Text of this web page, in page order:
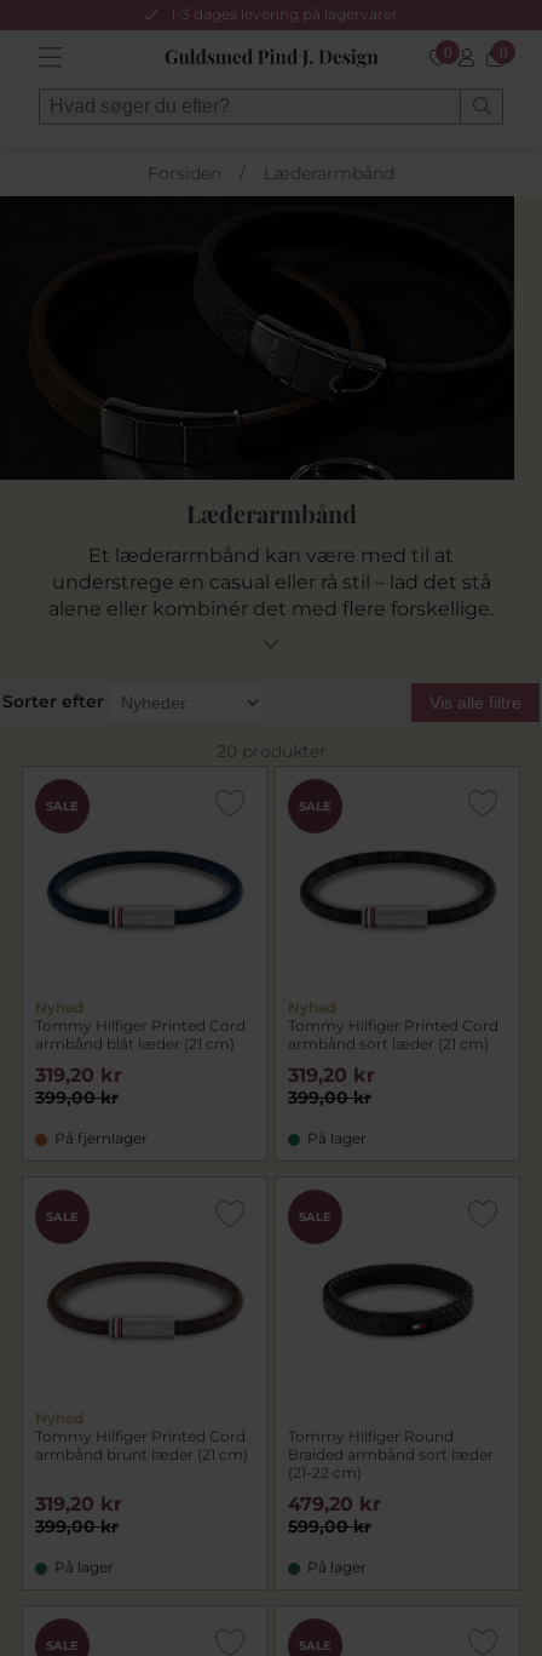
1-3 dages levering på lagervarer
0 0
Forsiden / Læderarmbånd
Læderarmbånd
Et læderarmbånd kan være med til at
understrege en casual eller rå stil – lad det stå
alene eller kombinér det med flere forskellige.
Herunder ser du vores flotte læderarmbånd,
du behøver ikke at tænke på størrelse, da de
alle er one-size, som kan reguleres, så de passer
alle.
Sorter efter Vis alle filtre
20 produkter
SALE
Nyhed
Tommy Hilfiger Printed Cord
armbånd blåt læder (21 cm)
399,00 kr
319,20 kr
På fjernlager
SALE
Nyhed
Tommy Hilfiger Printed Cord
armbånd sort læder (21 cm)
399,00 kr
319,20 kr
På lager
SALE
Nyhed
Tommy Hilfiger Printed Cord
armbånd brunt læder (21 cm)
399,00 kr
319,20 kr
På lager
SALE
Tommy Hilfiger Round
Braided armbånd sort læder
(21-22 cm)
599,00 kr
479,20 kr
På lager
SALE SALE